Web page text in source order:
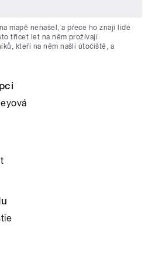
mapě nenašel, a přece ho znají lidé
třicet let na něm prožívají
kteří na něm našli útočiště, a